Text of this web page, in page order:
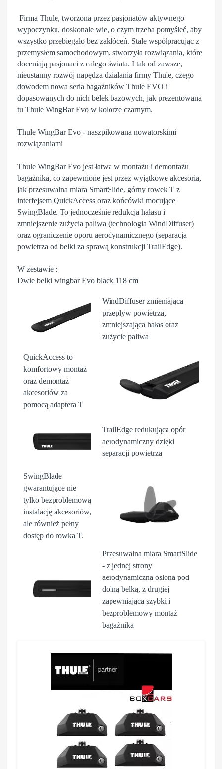
Firma Thule, tworzona przez pasjonatów aktywnego
wypoczynku, doskonale wie, o czym trzeba pomyśleć, aby
wszystko przebiegało bez zakłóceń. Stale współpracując z
przemysłem samochodowym, stworzyła rozwiązania, które
doceniają pasjonaci z całego świata. I tak od zawsze,
nieustanny rozwój napędza działania firmy Thule, czego
dowodem nowa seria bagażników Thule EVO i
dopasowanych do nich belek bazowych, jak prezentowana
tu Thule WingBar Evo w kolorze czarnym.
Thule WingBar Evo - naszpikowana nowatorskimi
rozwiązaniami
Thule WingBar Evo jest łatwa w montażu i demontażu
bagażnika, co zapewnione jest przez wyjątkowe akcesoria,
jak przesuwalna miara SmartSlide, górny rowek T z
interfejsem QuickAccess oraz końcówki mocujące
SwingBlade. To jednocześnie redukcja hałasu i
zmniejszenie zużycia paliwa (technologia WindDiffuser)
oraz ograniczenie oporu aerodynamicznego (separacja
powietrza od belki za sprawą konstrukcji TrailEdge).
W zestawie :
Dwie belki wingbar Evo black 118 cm
WindDiffuserzmieniająca
przepływ powietrza,
zmniejszająca hałas oraz
zużycie paliwa
QuickAccess to
komfortowy montaż
oraz demontaż
akcesoriów za
pomocą adaptera T
TrailEdge redukująca opór
aerodynamiczny dzięki
separacji powietrza
SwingBlade
gwarantujące nie
tylko bezproblemową
instalację akcesoriów,
ale również pełny
dostęp do rowka T.
Przesuwalna miara SmartSlide
- z jednej strony
aerodynamiczna osłona pod
dolną belką, z drugiej
zapewniająca szybki i
bezproblemowy montaż
bagażnika